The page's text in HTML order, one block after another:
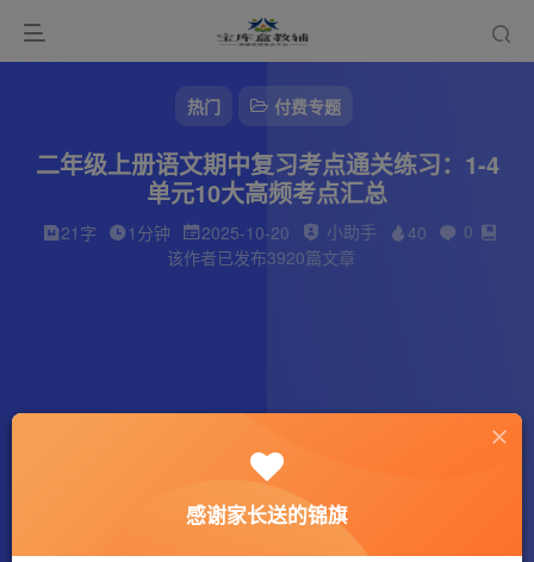
热门 付费专题
二年级上册语文期中复习考点通关练习：1-4
单元10大高频考点汇总
21字 1分钟 2025-10-20 小助手 40
0
该作者已发布3920篇文章
感谢家长送的锦旗